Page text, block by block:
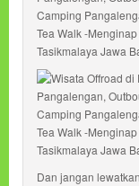
Dan jangan